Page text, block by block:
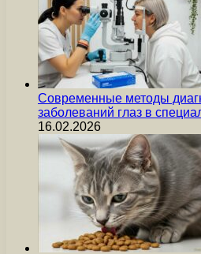
Современные методы
заболеваний глаз в
16.02.2026